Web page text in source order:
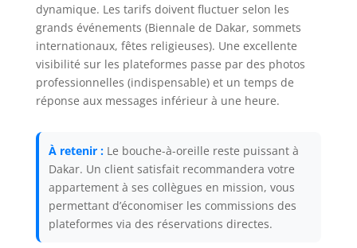
dynamique. Les tarifs doivent fluctuer selon les
grands événements (Biennale de Dakar, sommets
internationaux, fêtes religieuses). Une excellente
visibilité sur les plateformes passe par des photos
professionnelles (indispensable) et un temps de
réponse aux messages inférieur à une heure.
À retenir :Le bouche-à-oreille reste puissant à
Dakar. Un client satisfait recommandera votre
appartement à ses collègues en mission, vous
permettant d’économiser les commissions des
plateformes via des réservations directes.